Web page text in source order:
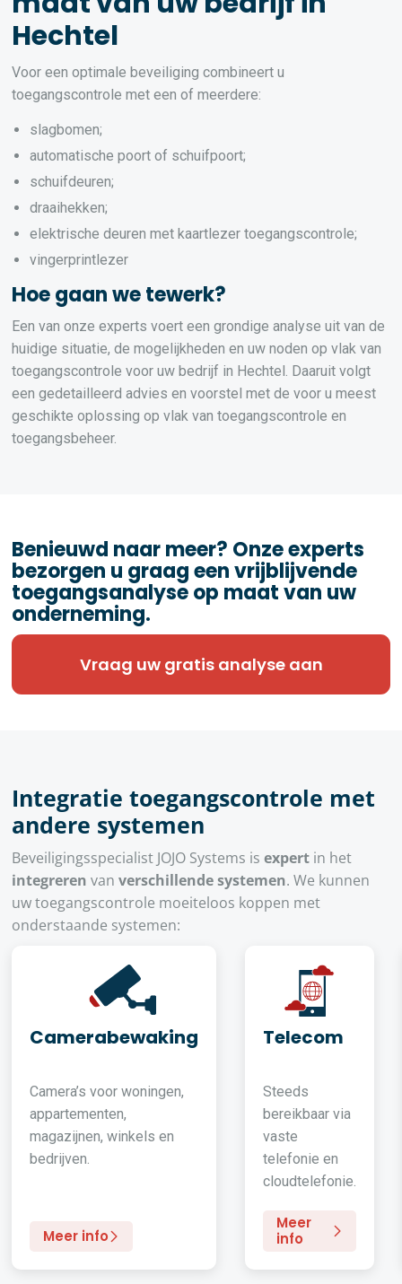
Hechtel
Voor een optimale beveiliging combineert u
toegangscontrole met een of meerdere:
slagbomen;
automatische poort of schuifpoort;
schuifdeuren;
draaihekken;
elektrische deuren met kaartlezer toegangscontrole;
vingerprintlezer
Hoe gaan we tewerk?
Een van onze experts voert een grondige analyse uit van de
huidige situatie, de mogelijkheden en uw noden op vlak van
toegangscontrole voor uw bedrijf in Hechtel. Daaruit volgt
een gedetailleerd advies en voorstel met de voor u meest
geschikte oplossing op vlak van toegangscontrole en
toegangsbeheer.
Benieuwd naar meer? Onze experts
bezorgen u graag een vrijblijvende
toegangsanalyse op maat van uw
onderneming.
Vraag uw gratis analyse aan
Integratie toegangscontrole met
andere systemen
Beveiligingsspecialist JOJO Systems isexpert in het
integreren vanverschillende systemen. We kunnen
uw toegangscontrole moeiteloos koppen met
onderstaande systemen:
Camerabewaking
Camera’s voor woningen,
appartementen,
magazijnen, winkels en
bedrijven.
Meer info
Telecom
Steeds
bereikbaar via
vaste
telefonie en
cloudtelefonie.
Meer
info